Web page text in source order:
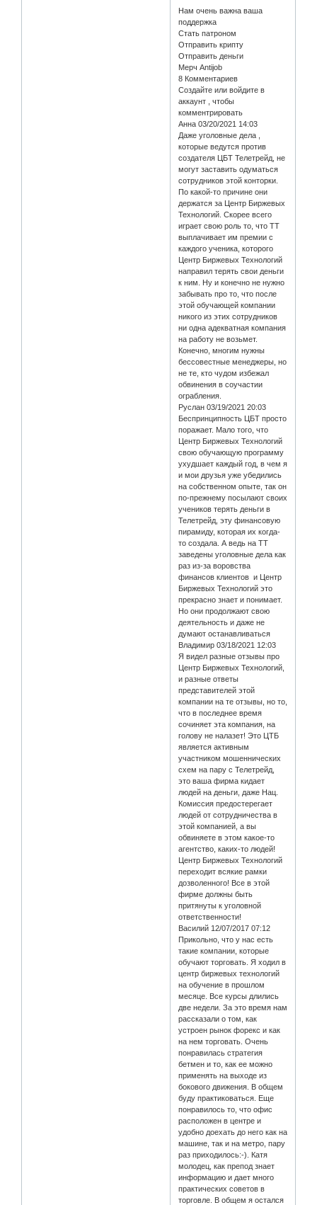
Нам очень важна ваша
поддержка
Стать патроном
Отправить крипту
Отправить деньги
Мерч Antijob
8 Комментариев
Создайте или войдите в
аккаунт , чтобы
комментрировать
Анна 03/20/2021 14:03
Даже уголовные дела ,
которые ведутся против
создателя ЦБТ Телетрейд, не
могут заставить одуматься
сотрудников этой конторки.
По какой-то причине они
держатся за Центр Биржевых
Технологий. Скорее всего
играет свою роль то, что ТТ
выплачивает им премии с
каждого ученика, которого
Центр Биржевых Технологий
направил терять свои деньги
к ним. Ну и конечно не нужно
забывать про то, что после
этой обучающей компании
никого из этих сотрудников
ни одна адекватная компания
на работу не возьмет.
Конечно, многим нужны
бессовестные менеджеры, но
не те, кто чудом избежал
обвинения в соучастии
ограбления.
Руслан 03/19/2021 20:03
Беспринципность ЦБТ просто
поражает. Мало того, что
Центр Биржевых Технологий
свою обучающую программу
ухудшает каждый год, в чем я
и мои друзья уже убедились
на собственном опыте, так он
по-прежнему посылают своих
учеников терять деньги в
Телетрейд, эту финансовую
пирамиду, которая их когда-
то создала. А ведь на ТТ
заведены уголовные дела как
раз из-за воровства
финансов клиентов и Центр
Биржевых Технологий это
прекрасно знает и понимает.
Но они продолжают свою
деятельность и даже не
думают останавливаться
Владимир 03/18/2021 12:03
Я видел разные отзывы про
Центр Биржевых Технологий,
и разные ответы
представителей этой
компании на те отзывы, но то,
что в последнее время
сочиняет эта компания, на
голову не налазет! Это ЦТБ
является активным
участником мошеннических
схем на пару с Телетрейд,
это ваша фирма кидает
людей на деньги, даже Нац.
Комиссия предостерегает
людей от сотрудничества в
этой компанией, а вы
обвиняете в этом какое-то
агентство, каких-то людей!
Центр Биржевых Технологий
переходит всякие рамки
дозволенного! Все в этой
фирме должны быть
притянуты к уголовной
ответственности!
Василий 12/07/2017 07:12
Прикольно, что у нас есть
такие компании, которые
обучают торговать. Я ходил в
центр биржевых технологий
на обучение в прошлом
месяце. Все курсы длились
две недели. За это время нам
рассказали о том, как
устроен рынок форекс и как
на нем торговать. Очень
понравилась стратегия
бетмен и то, как ее можно
применять на выходе из
бокового движения. В общем
буду практиковаться. Еще
понравилось то, что офис
расположен в центре и
удобно доехать до него как на
машине, так и на метро, пару
раз приходилось:-). Катя
молодец, как препод знает
информацию и дает много
практических советов в
торговле. В общем я остался